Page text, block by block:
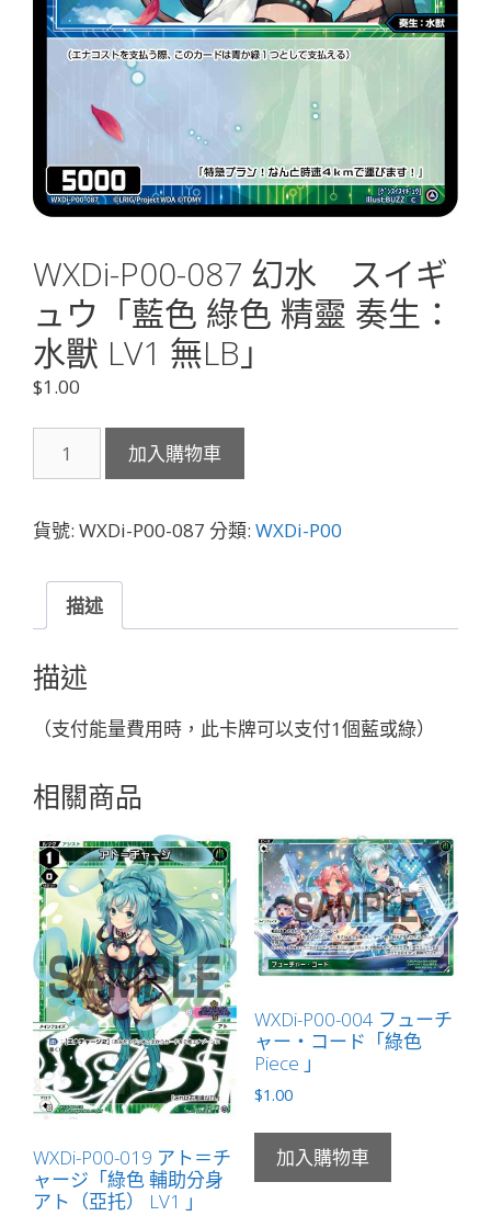
WXDi-P00-087 幻水 スイギ
ュウ「藍色 綠色 精靈 奏生：
水獸 LV1 無LB」
$1.00
P00-
幻
ス
ギ
ュ
ウ
「藍
色
色
靈
奏
生：
水
獸
LV1
無
LB」
數
量
加入購物車
貨號: WXDi-P00-087 分類: WXDi-P00
描述
描述
（支付能量費用時，此卡牌可以支付1個藍或綠）
相關商品
WXDi-P00-019 アト＝チ
ャージ「綠色 輔助分身
アト（亞托） LV1 」
WXDi-P00-004 フューチ
ャー・コード「綠色
Piece 」
$1.00
加入購物車